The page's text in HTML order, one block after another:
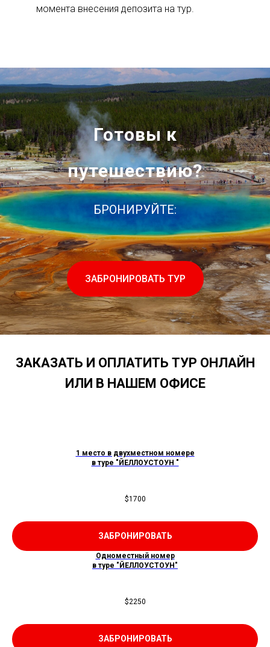
момента внесения депозита на тур.
Готовы к
путешествию?
БРОНИРУЙТЕ:
ЗАБРОНИРОВАТЬ ТУР
ЗАКАЗАТЬ И ОПЛАТИТЬ ТУР ОНЛАЙН
ИЛИ В НАШЕМ ОФИСЕ
1 место в двухместном номере
в туре "ЙЕЛЛОУСТОУН "
$1700
ЗАБРОНИРОВАТЬ
Одноместный номер
в туре "ЙЕЛЛОУСТОУН"
$2250
ЗАБРОНИРОВАТЬ